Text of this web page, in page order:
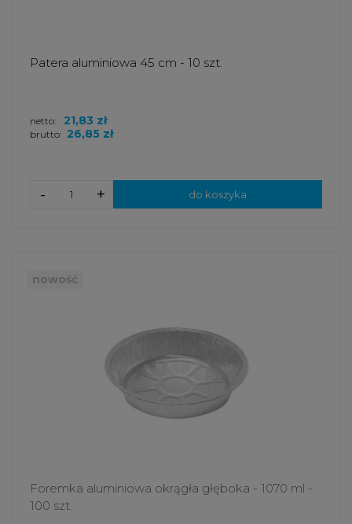
Patera aluminiowa 45 cm - 10 szt.
brutto: 26,85 zł
netto: 21,83 zł
+
- do koszyka
Foremka aluminiowa okrągła głęboka - 1070 ml -
100 szt.
nowość